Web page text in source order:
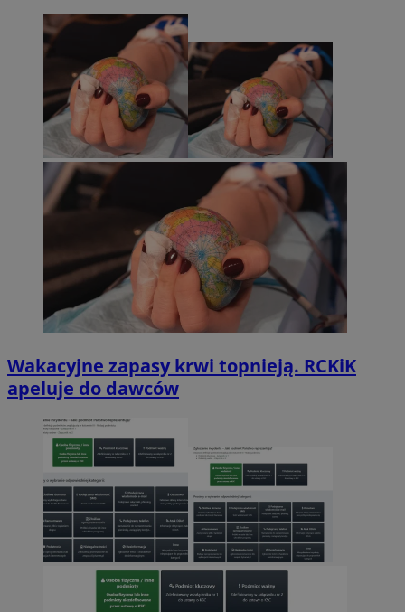
Wakacyjne zapasy krwi topnieją. RCKiK
apeluje do dawców